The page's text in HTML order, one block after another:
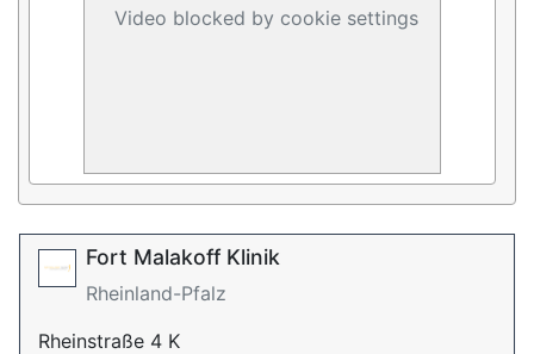
Video blocked by cookie settings
Fort Malakoff Klinik
Rheinland-Pfalz
Rheinstraße 4 K